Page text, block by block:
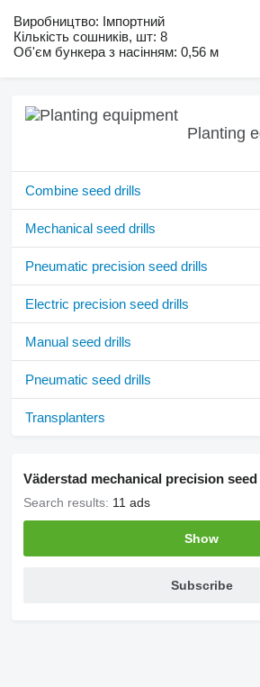
Виробництво: Імпортний
Кількість сошників, шт: 8
Об'єм бункера з насінням: 0,56 м
Planting
Combine seed drills
Mechanical seed drills
Pneumatic precision seed drills
Electric precision seed drills
Manual seed drills
Pneumatic seed drills
Transplanters
Väderstad mechanical precision
Search results: 11 ads
Show
Subscribe